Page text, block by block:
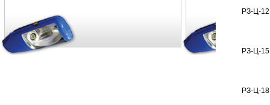
РЗ-Ц-12
РЗ-Ц-15
РЗ-Ц-18